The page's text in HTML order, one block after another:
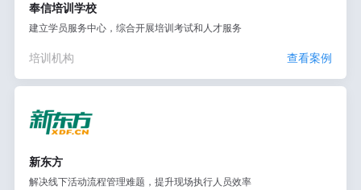
奉信培训学校
建立学员服务中心，综合开展培训考试和人才服务
培训机构 查看案例
新东方
解决线下活动流程管理难题，提升现场执行人员效率